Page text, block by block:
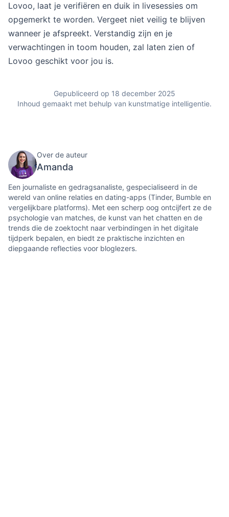
Lovoo, laat je verifiëren en duik in livesessies om
opgemerkt te worden. Vergeet niet veilig te blijven
wanneer je afspreekt. Verstandig zijn en je
verwachtingen in toom houden, zal laten zien of
Lovoo geschikt voor jou is.
Gepubliceerd op 18 december 2025
Inhoud gemaakt met behulp van kunstmatige intelligentie.
Over de auteur
Amanda
Een journaliste en gedragsanaliste, gespecialiseerd in de
wereld van online relaties en dating-apps (Tinder, Bumble en
vergelijkbare platforms). Met een scherp oog ontcijfert ze de
psychologie van matches, de kunst van het chatten en de
trends die de zoektocht naar verbindingen in het digitale
tijdperk bepalen, en biedt ze praktische inzichten en
diepgaande reflecties voor bloglezers.